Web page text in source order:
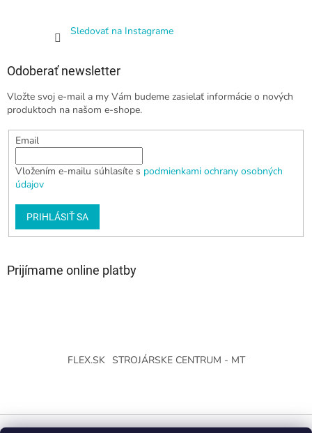
Sledovať na Instagrame
Odoberať newsletter
Vložte svoj e-mail a my Vám budeme zasielať informácie o nových
produktoch na našom e-shope.
Email
Vložením e-mailu súhlasíte s podmienkami ochrany osobných
údajov
PRIHLÁSIŤ SA
Prijímame online platby
FLEX.SK STROJÁRSKE CENTRUM - MT